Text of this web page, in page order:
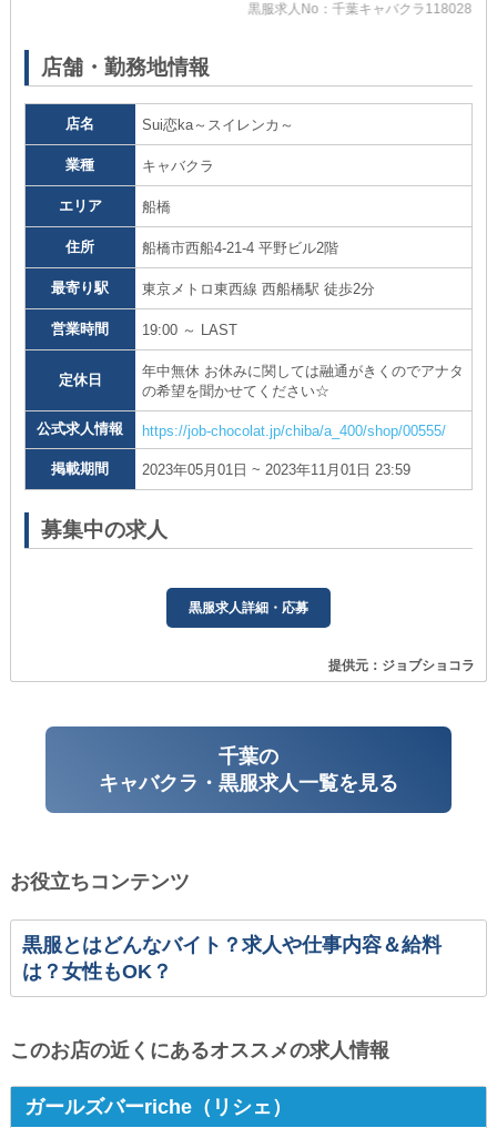
黒服求人No：千葉キャバクラ118028
店舗・勤務地情報
店名 Sui恋ka～スイレンカ～
業種 キャバクラ
エリア 船橋
住所 船橋市西船4-21-4 平野ビル2階
最寄り駅 東京メトロ東西線 西船橋駅 徒歩2分
営業時間 19:00 ～ LAST
定休日
年中無休 お休みに関しては融通がきくのでアナタ
の希望を聞かせてください☆
公式求人情報 https://job-chocolat.jp/chiba/a_400/shop/00555/
掲載期間 2023年05月01日 ~ 2023年11月01日 23:59
募集中の求人
黒服求人詳細・応募
提供元：ジョブショコラ
千葉の
キャバクラ・黒服求人一覧を見る
お役立ちコンテンツ
黒服とはどんなバイト？求人や仕事内容＆給料
は？女性もOK？
このお店の近くにあるオススメの求人情報
ガールズバーriche（リシェ）